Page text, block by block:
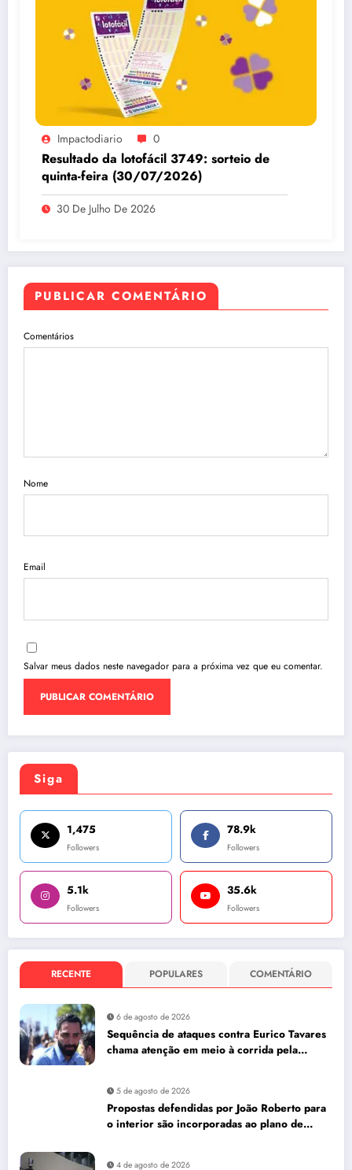
Impactodiario 0
Resultado da lotofácil 3749: sorteio de
quinta-feira (30/07/2026)
30 De Julho De 2026
PUBLICAR COMENTÁRIO
Comentários
Nome
Email
Salvar meus dados neste navegador para a próxima vez que eu comentar.
Siga
1,475
Followers
78.9k
Followers
5.1k
Followers
35.6k
Followers
RECENTE POPULARES COMENTÁRIO
6 de agosto de 2026
Sequência de ataques contra Eurico Tavares
chama atenção em meio à corrida pela
5 de agosto de 2026
Propostas defendidas por João Roberto para
o interior são incorporadas ao plano de
4 de agosto de 2026